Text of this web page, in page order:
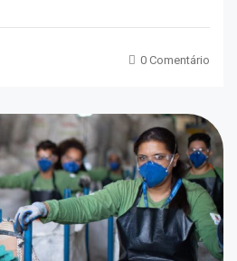
0 Comentário